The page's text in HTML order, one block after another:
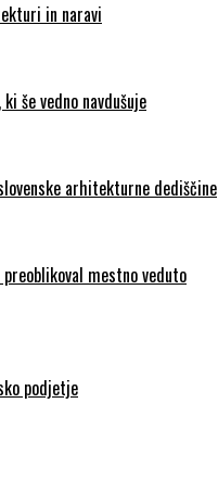
in naravi
še vedno navdušuje
arhitekturne dediščine
mestno veduto
podjetje